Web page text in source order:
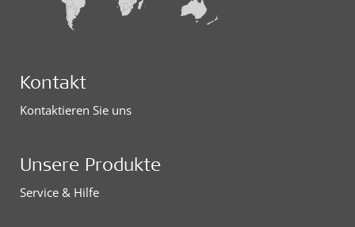
Kontakt
Kontaktieren Sie uns
Unsere Produkte
Service & Hilfe